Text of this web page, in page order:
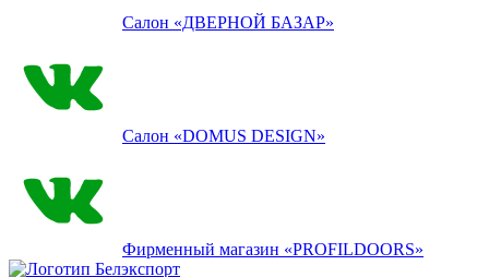
Салон «ДВЕРНОЙ БАЗАР»
Салон «DOMUS DESIGN»
Фирменный магазин «PROFILDOORS»